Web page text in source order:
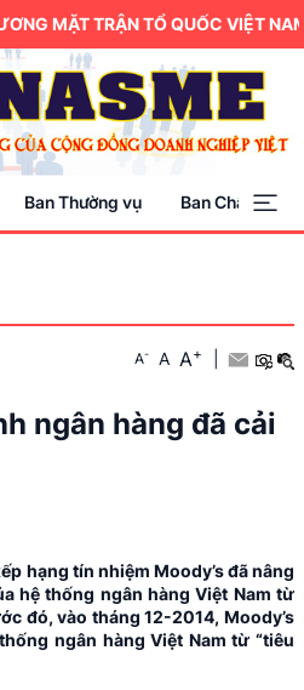
MẶT TRẬN TỔ QUỐC VIỆT NAM.
Ban Thường vụ Ban Chấp hành
A- A A+
ngân hàng đã cải
hạng tín nhiệm Moody’s đã nâng
hệ thống ngân hàng Việt Nam từ
đó, vào tháng 12-2014, Moody’s
ngân hàng Việt Nam từ “tiêu